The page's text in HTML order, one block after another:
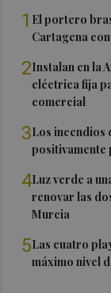
1 El portero
Cartagena
2Instalan en la
eléctrica fija
comercial
3Los incendios
positivamente
4Luz verde a
renovar las
Murcia
5Las cuatro
máximo nivel